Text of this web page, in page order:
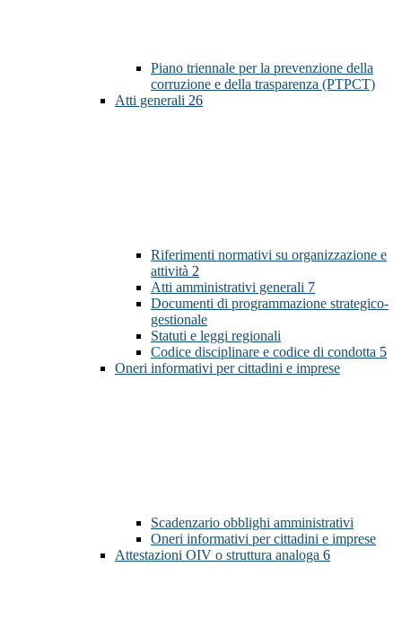
Piano triennale per la prevenzione della
corruzione e della trasparenza (PTPCT)
Atti generali 26
Riferimenti normativi su organizzazione e
attività 2
Atti amministrativi generali 7
Documenti di programmazione strategico-
gestionale
Statuti e leggi regionali
Codice disciplinare e codice di condotta 5
Oneri informativi per cittadini e imprese
Scadenzario obblighi amministrativi
Oneri informativi per cittadini e imprese
Attestazioni OIV o struttura analoga 6